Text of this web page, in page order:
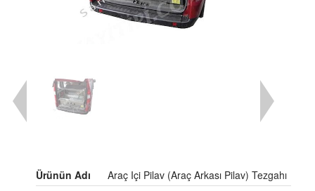
Ürünün Adı Araç Içi Pilav (Araç Arkası Pilav) Tezgahı